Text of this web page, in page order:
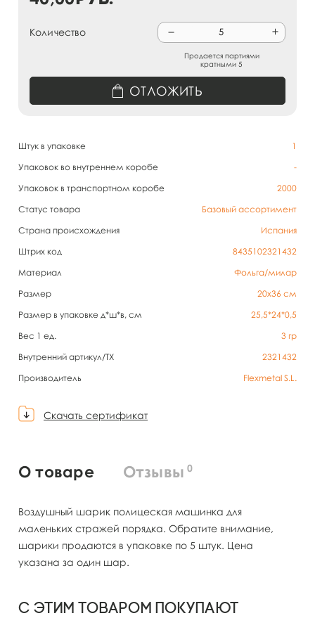
Штук в упаковке
1
Упаковок во внутреннем коробе
-
Упаковок в транспортном коробе
2000
Статус товара
Базовый ассортимент
Страна происхождения
Испания
Штрих код
8435102321432
Материал
Фольга/милар
Размер
20х36 см
Размер в упаковке д*ш*в, см
25,5*24*0,5
Вес 1 ед.
3 гр
Внутренний артикул/TX
2321432
Производитель
Flexmetal S.L.
Скачать сертификат
Количество
Продается партиями
кратными 5
ОТЛОЖИТЬ
О товаре Отзывы 0
Воздушный шарик полицеская машинка для
маленьких стражей порядка. Обратите внимание,
шарики продаются в упаковке по 5 штук. Цена
указана за один шар.
С этим товаром покупают